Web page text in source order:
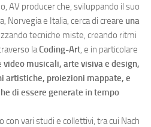
AV producer che, sviluppando il suo
Norvegia e Italia, cerca di creare una
tecniche miste, creando ritmi
laCoding-Art, e in particolare
video musicali, arte visiva e design,
artistiche, proiezioni mappate, e
di essere generate in tempo
con vari studi e collettivi, tra cui Nach